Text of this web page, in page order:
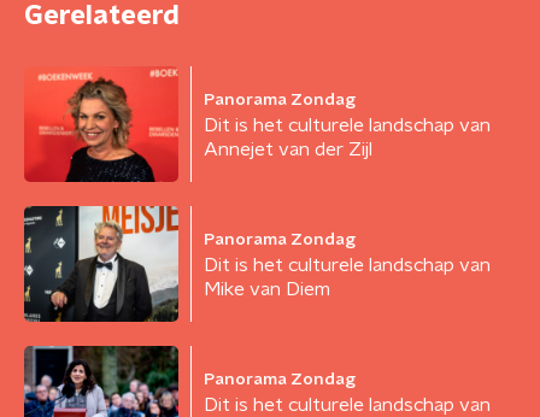
Gerelateerd
Panorama Zondag
Dit is het culturele landschap van
Annejet van der Zijl
Panorama Zondag
Dit is het culturele landschap van
Mike van Diem
Panorama Zondag
Dit is het culturele landschap van